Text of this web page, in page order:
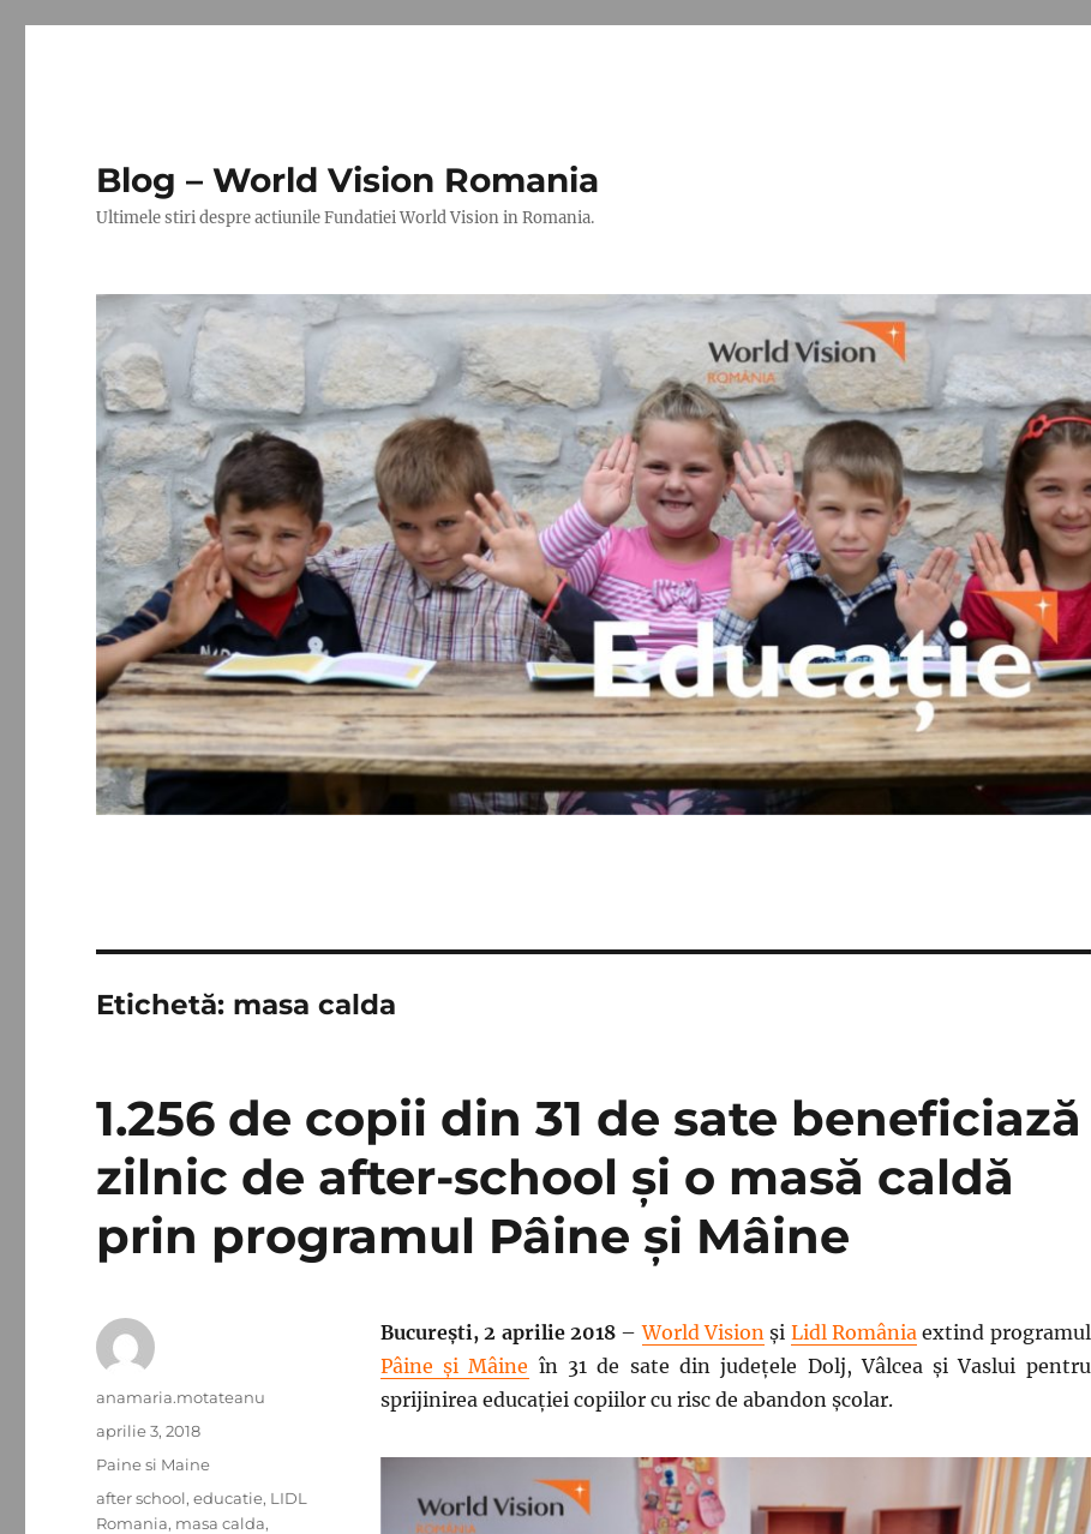
Blog – World Vision Romania
Ultimele stiri despre actiunile Fundatiei World Vision in Romania.
Etichetă: masa calda
1.256 de copii din 31 de sate beneficiază
zilnic de after-school și o masă caldă
prin programul Pâine și Mâine
București, 2 aprilie 2018–World Vision și Lidl România extind programul
Pâine și Mâine în 31 de sate din județele Dolj, Vâlcea și Vaslui pentru
sprijinirea educației copiilor cu risc de abandon școlar.
Autor
anamaria.motateanu
Publicat
aprilie 3, 2018
Categorii
Paine si Maine
Etichete
after school,educatie, LIDL
Romania, masa calda,